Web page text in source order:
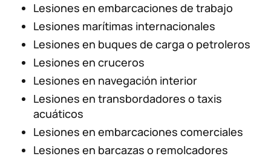
Lesiones en embarcaciones de trabajo
Lesiones marítimas internacionales
Lesiones en buques de carga o petroleros
Lesiones en cruceros
Lesiones en navegación interior
Lesiones en transbordadores o taxis
acuáticos
Lesiones en embarcaciones comerciales
Lesiones en barcazas o remolcadores